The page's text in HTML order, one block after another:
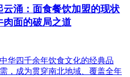
云涌：面食餐饮加盟的现状
肉面的破局之道
华四千余年饮食文化的经典品
，成为贯穿南北地域、覆盖全年